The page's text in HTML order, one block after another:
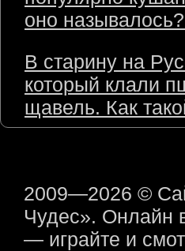
оно
В старину на
который клали
щавель. Как
2009—2026 ©
Чудес». Онлайн
— играйте и